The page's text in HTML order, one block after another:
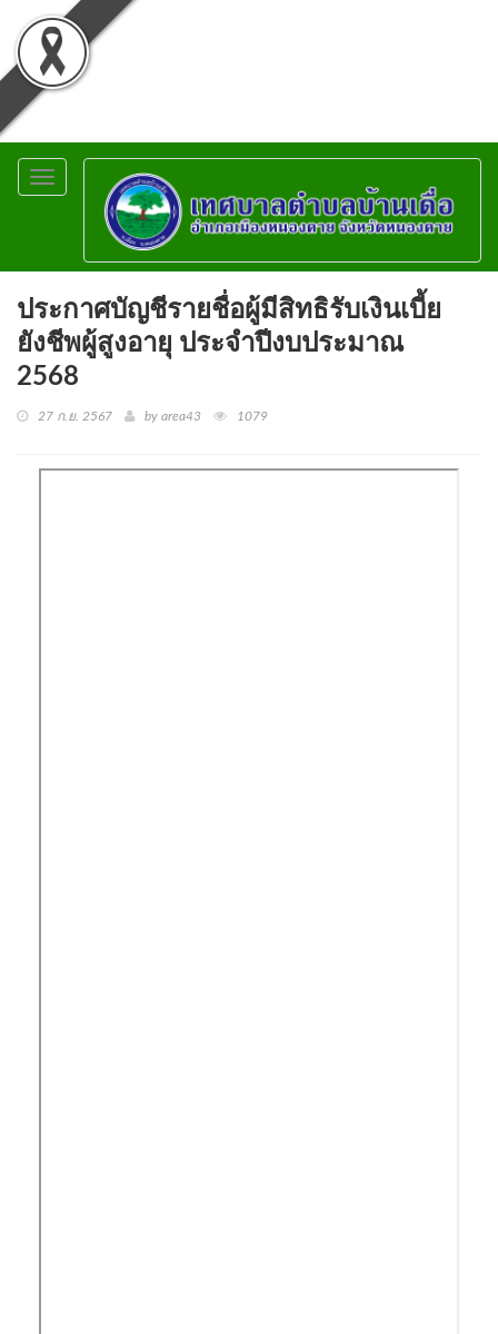
Toggle
navigation
ประกาศบัญชีรายชื่อผู้มีสิทธิรับเงินเบี้ย
ยังชีพผู้สูงอายุ ประจำปีงบประมาณ
2568
27 ก.ย. 2567 by area43 1079